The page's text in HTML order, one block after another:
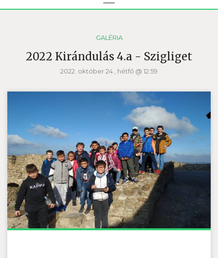
GALÉRIA
2022 Kirándulás 4.a - Szigliget
2022. október 24., hétfő @ 12:59